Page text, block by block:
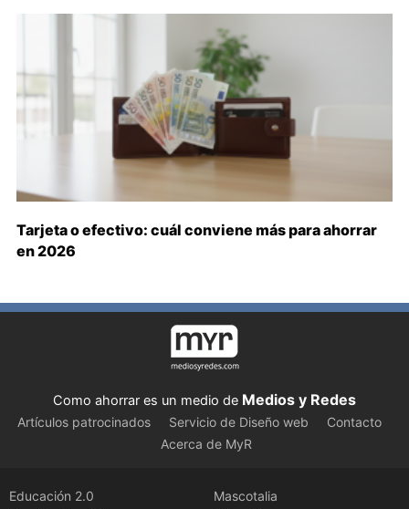
Tarjeta o efectivo: cuál conviene más para ahorrar
en 2026
Como ahorrar es un medio de Medios y Redes
Artículos patrocinados Servicio de Diseño web
Contacto
Acerca de MyR
Educación 2.0
Mascotalia